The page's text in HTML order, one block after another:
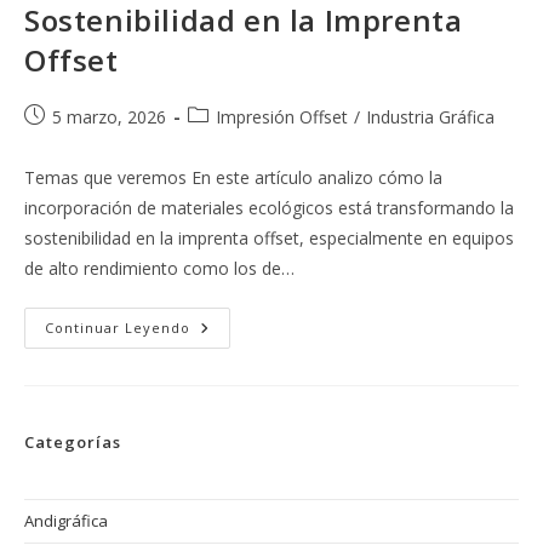
Sostenibilidad en la Imprenta
Offset
Publicación
entrada:
5 marzo, 2026
Categoría
entrada:
Impresión Offset / Industria Gráfica
Temas que veremos En este artículo analizo cómo la
incorporación de materiales ecológicos está transformando la
sostenibilidad en la imprenta offset, especialmente en equipos
de alto rendimiento como los de…
Continuar Leyendo Materiales
Ecológicos.
Categorías
Andigráfica